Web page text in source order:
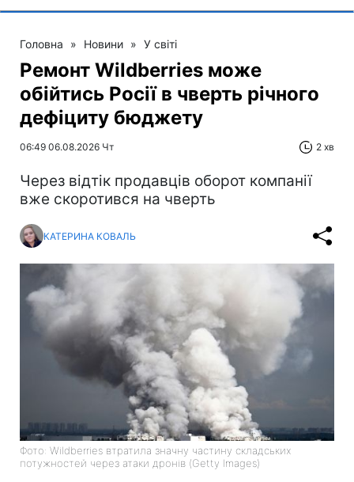
Головна » Новини » У світі
Ремонт Wildberries може
обійтись Росії в чверть річного
дефіциту бюджету
06:49 06.08.2026 Чт 2 хв
Через відтік продавців оборот компанії
вже скоротився на чверть
КАТЕРИНА КОВАЛЬ
Фото: Wildberries втратила значну частину складських
потужностей через атаки дронів (Getty Images)